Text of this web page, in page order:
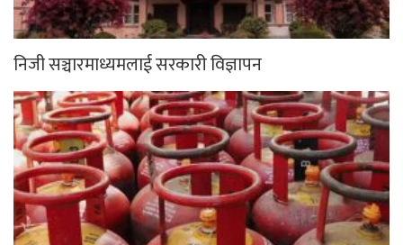
निजी सञ्चारमाध्यमलाई सरकारी विज्ञापन